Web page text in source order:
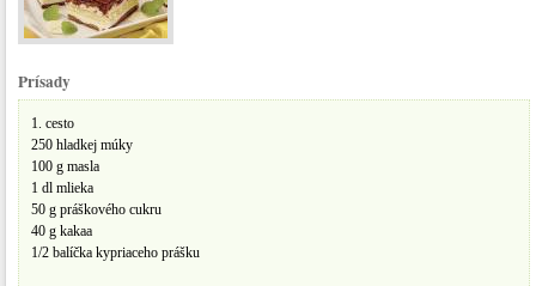
Prísady
1. cesto
250 hladkej múky
100 g masla
1 dl mlieka
50 g práškového cukru
40 g kakaa
1/2 balíčka kypriaceho prášku